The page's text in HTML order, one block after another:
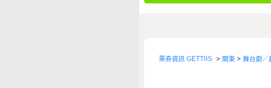
票券資訊 GETTIIS > 關東 > 舞台劇／